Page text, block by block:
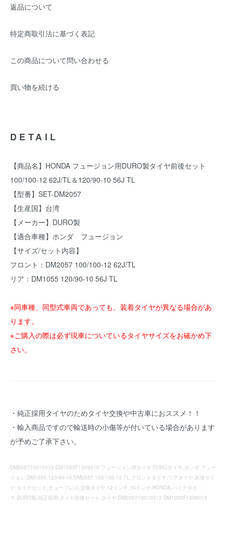
返品について
特定商取引法に基づく表記
この商品について問い合わせる
買い物を続ける
DETAIL
【商品名】HONDA フュージョン用DURO製タイヤ前後セット
100/100-12 62J/TL＆120/90-10 56J TL
【型番】SET-DM2057
【生産国】台湾
【メーカー】DURO製
【適合車種】ホンダ フュージョン
【サイズ/セット内容】
フロント：DM2057 100/100-12 62J/TL
リア：DM1055 120/90-10 56J TL
※同車種、同型式車両であっても、装着タイヤが異なる場合があ
ります。
※ご購入の際は必ず現車についているタイヤサイズをお確かめ下
さい。
・純正採用タイヤのためタイヤ交換や中古車におススメ！！
・輸入商品ですので輸送時の小傷等が付いている場合があります
が予めご了承下さい。
DM205710010012 DM1055F1209010 フュージョン用タイヤ,DUROタイヤ,ホンダ,フュー
ジョン,DM1055,120/90-10,DM2057,100/100-12,TL,フロントタイヤ,リアタイヤ,前後タイ
ヤ,タイヤセット,チューブレス,交換タイヤ,12インチ,10インチ,HONDA,バイクタイ
ヤ,DURO製,純正採用,タイヤ前後セット,タイヤ DM205710010012 DM1055F1209010